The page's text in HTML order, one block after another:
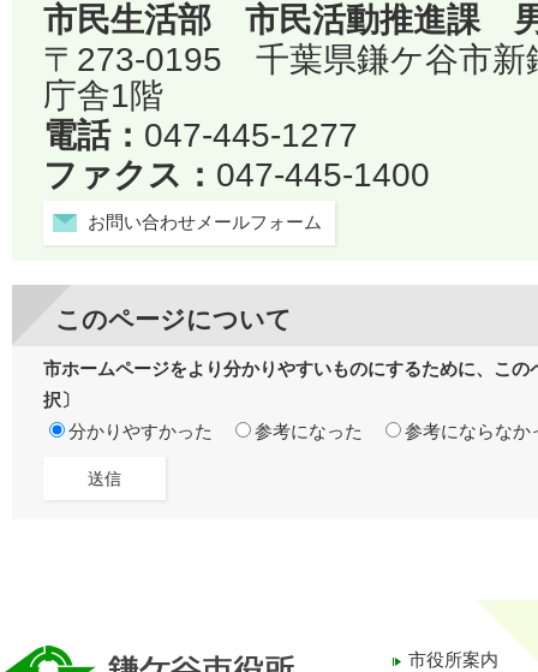
市民生活部 市民活動推進課
〒273-0195 千葉県鎌ケ谷市
庁舎1階
電話： 047-445-1277
ファクス： 047-445-1400
お問い合わせメールフォーム
このページについて
市ホームページをより分かりやすいものにするために、こ
択〕
分かりやすかった
参考になった 参考にならなか
市役所案内